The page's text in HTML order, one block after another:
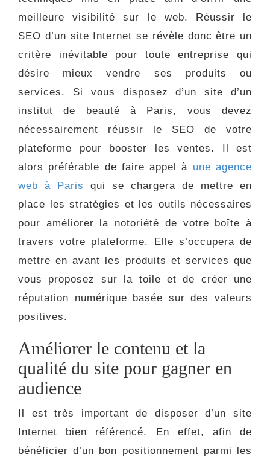
meilleure visibilité sur le web. Réussir le
SEO d’un site Internet se révèle donc être un
critère inévitable pour toute entreprise qui
désire mieux vendre ses produits ou
services. Si vous disposez d’un site d’un
institut de beauté à Paris, vous devez
nécessairement réussir le SEO de votre
plateforme pour booster les ventes. Il est
alors préférable de faire appel à une agence
web à Paris
qui se chargera de mettre en
place les stratégies et les outils nécessaires
pour améliorer la notoriété de votre boîte à
travers votre plateforme. Elle s’occupera de
mettre en avant les produits et services que
vous proposez sur la toile et de créer une
réputation numérique basée sur des valeurs
positives.
Améliorer le contenu et la
qualité du site pour gagner en
audience
Il est très important de disposer d’un site
Internet bien référencé. En effet, afin de
bénéficier d’un bon positionnement parmi les